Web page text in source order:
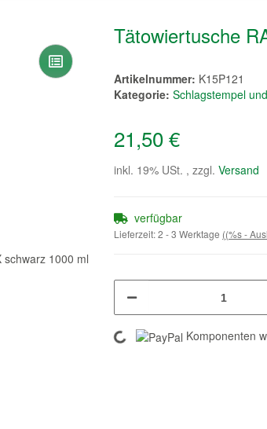
Tätowiertusche
Artikelnummer: K15P121
Kategorie: Schlagstempel
21,50 €
inkl. 19% USt. , zzgl. Versand
verfügbar
Lieferzeit:2 - 3 Werktage ((%s -
Loading... Komponenten